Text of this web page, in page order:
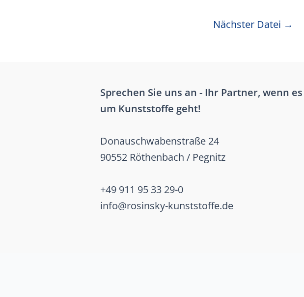
Nächster Datei →
Sprechen Sie uns an - Ihr Partner, wenn es
um Kunststoffe geht!
Donauschwabenstraße 24
90552 Röthenbach / Pegnitz
+49 911 95 33 29-0
info@rosinsky-kunststoffe.de